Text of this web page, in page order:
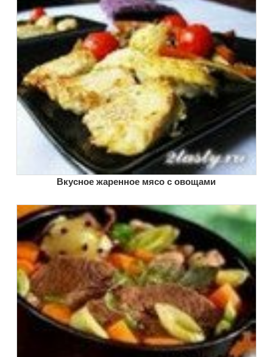
Вкусное жаренное мясо с овощами